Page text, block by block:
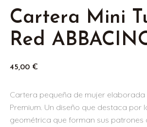
Cartera Mini
Red
45,00 €
Cartera pequeña de mujer elaborada
Premium. Un diseño que destaca por
geométrica que forman sus patrones